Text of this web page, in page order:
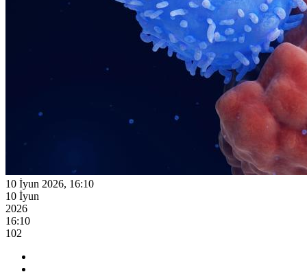
10 İyun 2026, 16:10
10 İyun
2026
16:10
102